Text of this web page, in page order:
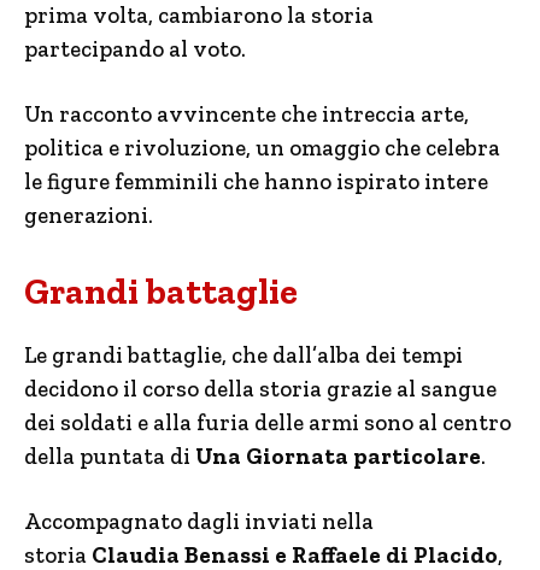
prima volta, cambiarono la storia
partecipando al voto.
Un racconto avvincente che intreccia arte,
politica e rivoluzione, un omaggio che celebra
le figure femminili che hanno ispirato intere
generazioni.
Grandi battaglie
Le grandi battaglie, che dall’alba dei tempi
decidono il corso della storia grazie al sangue
dei soldati e alla furia delle armi sono al centro
della puntata di Una Giornata particolare.
Accompagnato dagli inviati nella
storia Claudia Benassi e Raffaele di Placido,